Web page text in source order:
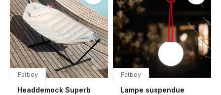
Fatboy
Headdemock Superb
Fatboy
Lampe suspendue